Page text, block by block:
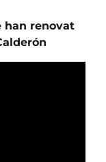
han renovat